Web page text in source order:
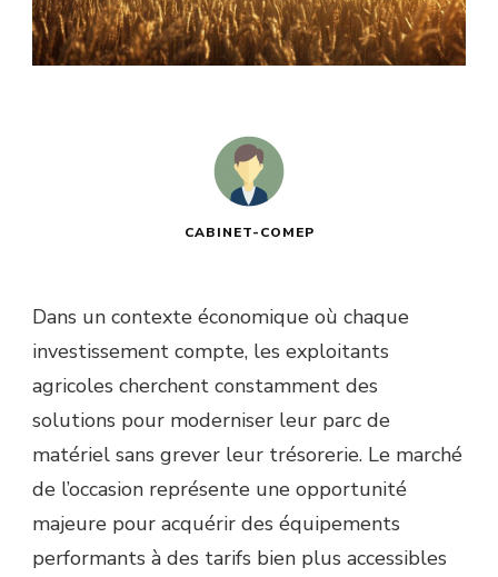
CABINET-COMEP
Dans un contexte économique où chaque
investissement compte, les exploitants
agricoles cherchent constamment des
solutions pour moderniser leur parc de
matériel sans grever leur trésorerie. Le marché
de l’occasion représente une opportunité
majeure pour acquérir des équipements
performants à des tarifs bien plus accessibles